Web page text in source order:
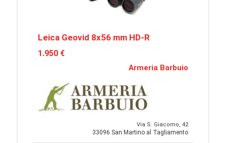
Leica Geovid 8x56 mm HD-R
1.950 €
Armeria Barbuio
Via S. Giacomo, 42
33096 San Martino al Tagliamento